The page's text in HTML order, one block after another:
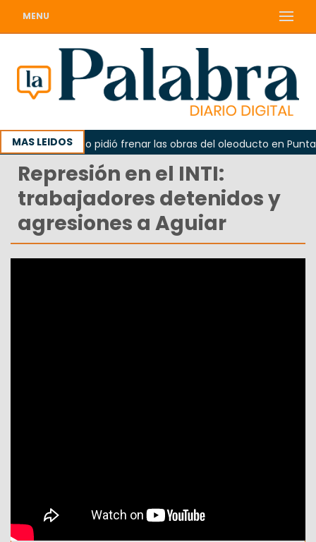
MENU
MAS LEIDOS
La Unesco pidió frenar las obras del oleoducto en Punta
Represión en el INTI:
trabajadores detenidos y
agresiones a Aguiar